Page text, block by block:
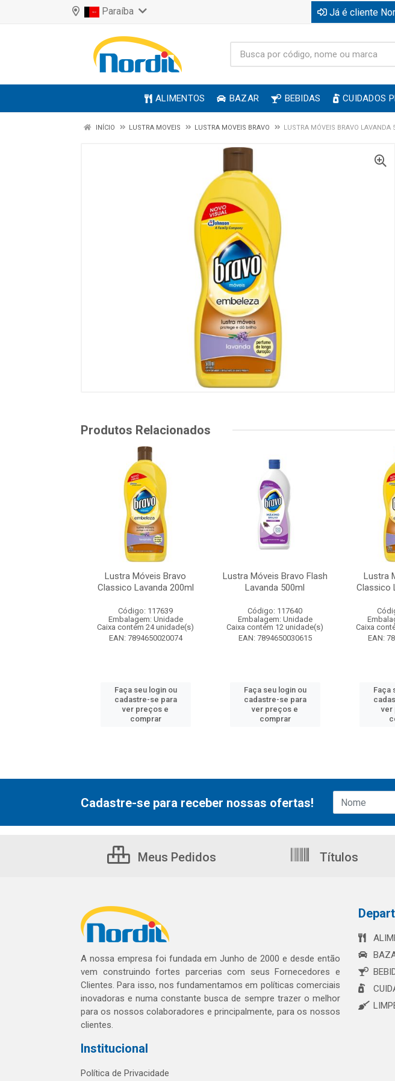
Paraíba Já é cliente
ALIMENTOS BAZAR BEBIDAS CUIDADOS
INÍCIO LUSTRA MOVEIS LUSTRA MOVEIS BRAVO LUSTRA MÓVEIS BRAVO LAVANDA
Produtos Relacionados
Lustra Móveis Bravo
Classico Lavanda 200ml
Código: 117639
Embalagem: Unidade
Caixa contém 24 unidade(s)
EAN: 7894650020074
Faça seu login ou
cadastre-se para
ver preços e
comprar
Lustra Móveis Bravo Flash
Lavanda 500ml
Código: 117640
Embalagem: Unidade
Caixa contém 12 unidade(s)
EAN: 7894650030615
Faça seu login ou
cadastre-se para
ver preços e
comprar
Lustra
Classico
Caixa
EAN:
Faça
ver
Cadastre-se para receber nossas ofertas!
Meus Pedidos Títulos
A nossa empresa foi fundada em Junho de 2000 e desde então
vem construindo fortes parcerias com seus Fornecedores e
Clientes. Para isso, nos fundamentamos em políticas comerciais
inovadoras e numa constante busca de sempre trazer o melhor
para os nossos colaboradores e principalmente, para os nossos
clientes.
Institucional
Política de Privacidade